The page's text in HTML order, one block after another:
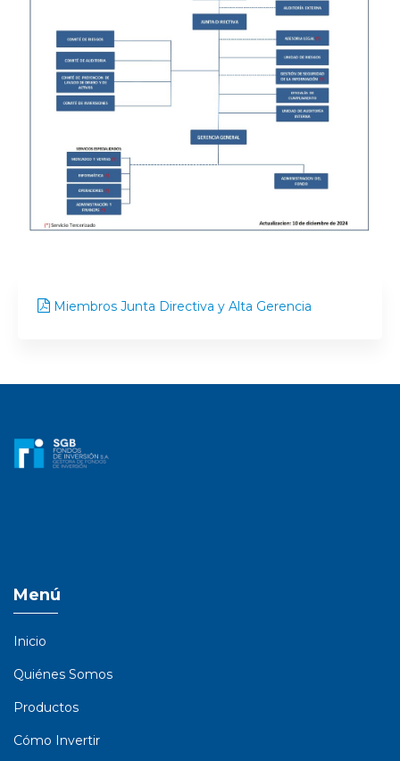
Miembros Junta Directiva y Alta Gerencia
Menú
Inicio
Quiénes Somos
Productos
Cómo Invertir